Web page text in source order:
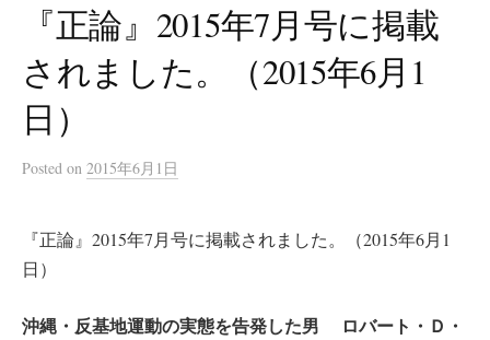
『正論』2015年7月号に掲載
されました。（2015年6月1
日）
Posted on 2015年6月1日
『正論』2015年7月号に掲載されました。（2015年6月1
日）
沖縄・反基地運動の実態を告発した男
ロバート・Ｄ・